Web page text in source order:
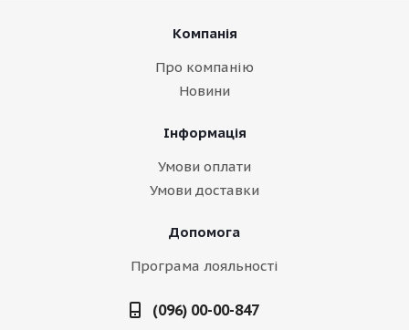
Компанія
Про компанію
Новини
Інформація
Умови оплати
Умови доставки
Допомога
Програма лояльності
(096) 00-00-847